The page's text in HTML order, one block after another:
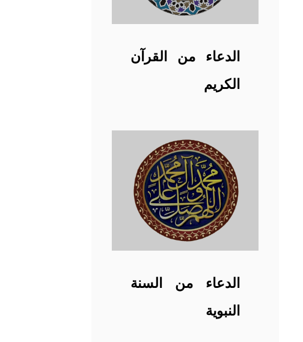
الدعاء من القرآن
الكريم
الدعاء من السنة
النبوية